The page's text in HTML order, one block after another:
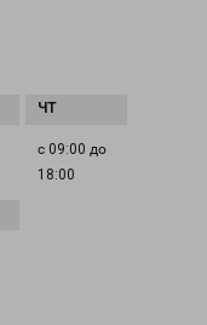
с 09:00 до
18:00